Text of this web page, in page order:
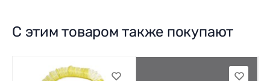
С этим товаром также покупают